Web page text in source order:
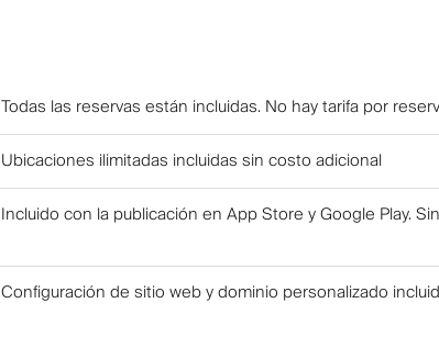
Todas las reservas están incluidas. No hay tarifa por
Ubicaciones ilimitadas incluidas sin costo adicional
Incluido con la publicación en App Store y Google Play.
Configuración de sitio web y dominio personalizado